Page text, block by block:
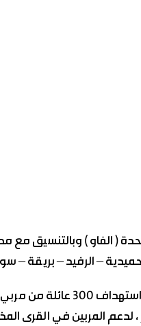
– الرفيد – بريقة –
غرام علف مركز ، لدعم المربين